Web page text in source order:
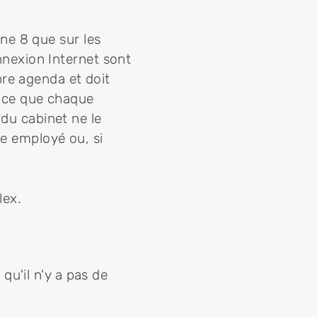
8 que sur les
Internet sont
agenda et doit
que chaque
cabinet ne le
employé ou, si
n'y a pas de